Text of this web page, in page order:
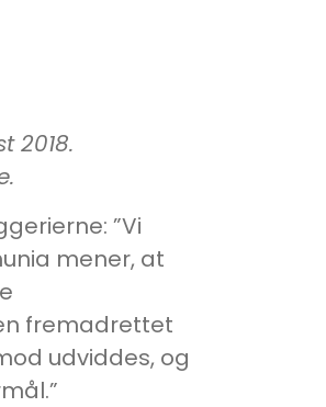
2018.
”Vi
mener, at
fremadrettet
udviddes, og